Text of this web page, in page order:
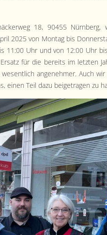
18, 90455
2025 von Mon­tag bis
11:00 Uhr und von 12:00 Uhr
für die bere­its im let­zten
angenehmer. Auch
einen Teil dazu beige­tra­gen zu